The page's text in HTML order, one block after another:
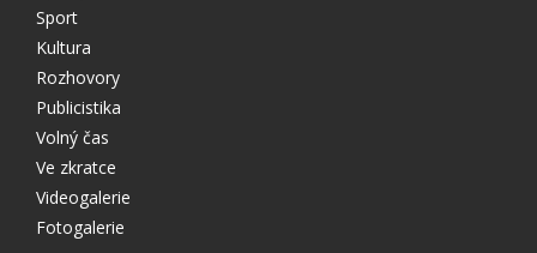
Sport
Kultura
Rozhovory
Publicistika
Volný čas
Ve zkratce
Videogalerie
Fotogalerie